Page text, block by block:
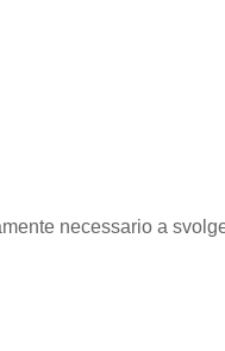
necessario a